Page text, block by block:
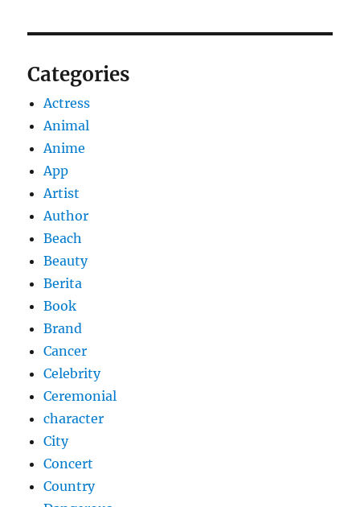
Categories
Actress
Animal
Anime
App
Artist
Author
Beach
Beauty
Berita
Book
Brand
Cancer
Celebrity
Ceremonial
character
City
Concert
Country